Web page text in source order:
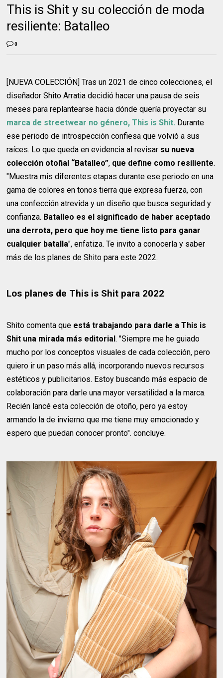
This is Shit y su colección de moda
resiliente: Batalleo
0
[NUEVA COLECCIÓN] Tras un 2021 de cinco colecciones, el
diseñador Shito Arratia decidió hacer una pausa de seis
meses para replantearse hacia dónde quería proyectar su
marca de streetwear no género, This is Shit. Durante
ese periodo de introspección confiesa que volvió a sus
raíces. Lo que queda en evidencia al revisar su nueva
colección otoñal “Batalleo”, que define como resiliente.
"Muestra mis diferentes etapas durante ese periodo en una
gama de colores en tonos tierra que expresa fuerza, con
una confección atrevida y un diseño que busca seguridad y
confianza. Batalleo es el significado de haber aceptado
una derrota, pero que hoy me tiene listo para ganar
cualquier batalla", enfatiza. Te invito a conocerla y saber
más de los planes de Shito para este 2022.
Los planes de This is Shit para 2022
Shito comenta que está trabajando para darle a This is
Shit una mirada más editorial. "Siempre me he guiado
mucho por los conceptos visuales de cada colección, pero
quiero ir un paso más allá, incorporando nuevos recursos
estéticos y publicitarios. Estoy buscando más espacio de
colaboración para darle una mayor versatilidad a la marca.
Recién lancé esta colección de otoño, pero ya estoy
armando la de invierno que me tiene muy emocionado y
espero que puedan conocer pronto". concluye.